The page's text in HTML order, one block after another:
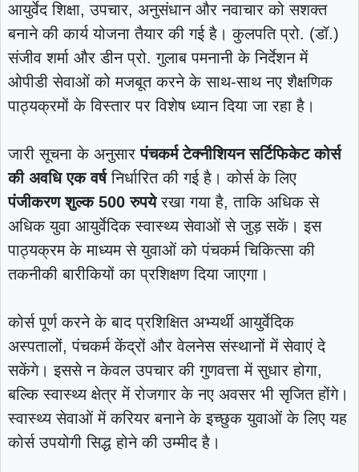
आयुर्वेद शिक्षा, उपचार, अनुसंधान और नवाचार को सशक्त
बनाने की कार्य योजना तैयार की गई है। कुलपति प्रो. (डॉ.)
संजीव शर्मा और डीन प्रो. गुलाब पमनानी के निर्देशन में
ओपीडी सेवाओं को मजबूत करने के साथ-साथ नए शैक्षणिक
पाठ्यक्रमों के विस्तार पर विशेष ध्यान दिया जा रहा है।
जारी सूचना के अनुसारपंचकर्म टेक्नीशियन सर्टिफिकेट कोर्स
की अवधि एक वर्षनिर्धारित की गई है। कोर्स के लिए
पंजीकरण शुल्क 500 रुपयेरखा गया है, ताकि अधिक से
अधिक युवा आयुर्वेदिक स्वास्थ्य सेवाओं से जुड़ सकें। इस
पाठ्यक्रम के माध्यम से युवाओं को पंचकर्म चिकित्सा की
तकनीकी बारीकियों का प्रशिक्षण दिया जाएगा।
कोर्स पूर्ण करने के बाद प्रशिक्षित अभ्यर्थी आयुर्वेदिक
अस्पतालों, पंचकर्म केंद्रों और वेलनेस संस्थानों में सेवाएं दे
सकेंगे। इससे न केवल उपचार की गुणवत्ता में सुधार होगा,
बल्कि स्वास्थ्य क्षेत्र में रोजगार के नए अवसर भी सृजित होंगे।
स्वास्थ्य सेवाओं में करियर बनाने के इच्छुक युवाओं के लिए यह
कोर्स उपयोगी सिद्ध होने की उम्मीद है।